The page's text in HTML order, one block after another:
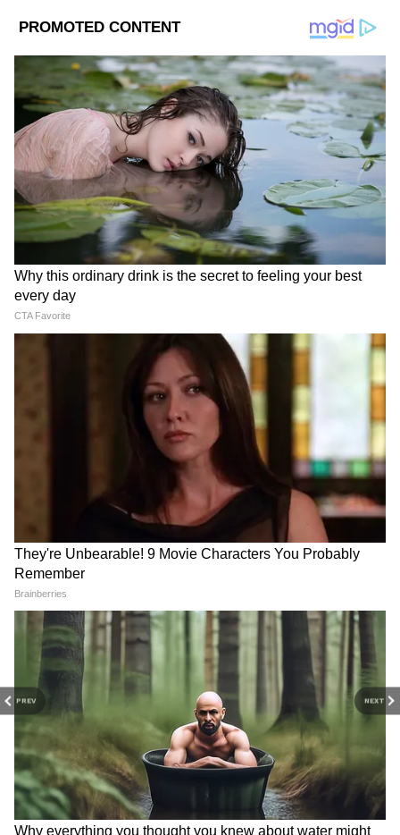
PREV NEXT
Image Credit :X/Twitter
আগামী ১ আগস্ট ২০২৫ থেকে ৩১ জুলাই ২০২৭
পর্যন্ত
এই প্রকল্পটি চালু করার প্রধান উদ্দেশ্য হল, নতুন
কর্মসংস্থানের সুযোগ তৈরি করা। কেন্দ্রীয় সরকার
আগামী দুই বছরে, প্রায় ৩.৫ কোটিরও বেশি
চাকরির সুযোগ তৈরি করার লক্ষ্যমাত্রা রেখেছে। এই
স্কিমের আওতায় যারা প্রথমবার চাকরিতে যোগ
দিচ্ছেন এবং যে সংস্থাগুলি নতুন কর্মী নিয়োগ
করছে, উভয় পক্ষই আর্থিক সাহায্য ও উৎসাহ ভাতা
পাবে। আগামী ১ আগস্ট ২০২৫ থেকে ৩১ জুলাই
২০২৭ পর্যন্ত, তৈরি হওয়া সমস্ত নতুন চাকরির ক্ষেত্রে
এই নিয়ম প্রযোজ্য হবে।